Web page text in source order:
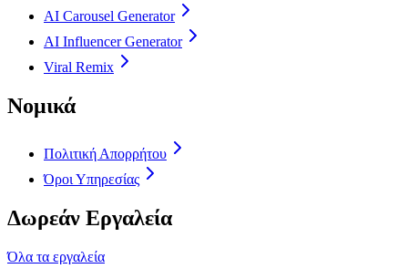
AI Carousel Generator
AI Influencer Generator
Viral Remix
Νομικά
Πολιτική Απορρήτου
Όροι Υπηρεσίας
Δωρεάν Εργαλεία
Όλα τα εργαλεία